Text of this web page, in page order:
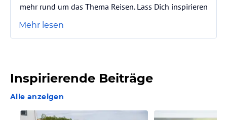
mehr rund um das Thema Reisen. Lass Dich inspirieren
Mehr lesen
Inspirierende Beiträge
Alle anzeigen